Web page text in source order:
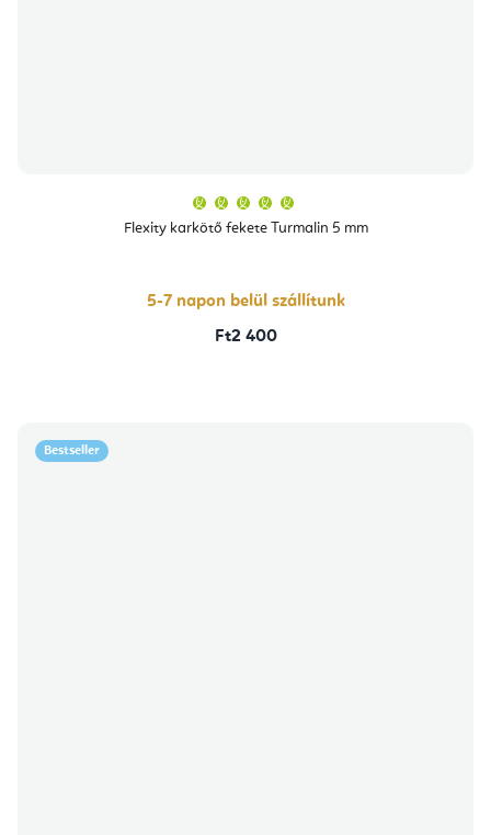
Flexity karkötő fekete Turmalin 5 mm
átlagos
értékelése
csillag.
5-7 napon belül szállítunk
Ft2 400
Bestseller